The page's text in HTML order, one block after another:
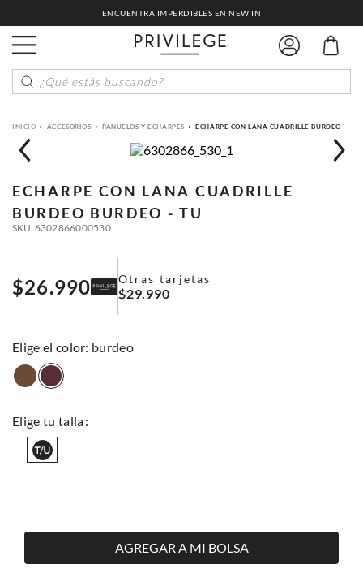
ENCUENTRA IMPERDIBLES EN NEW IN
¿Qué estás buscando?
ACCESORIOS PANUELOS Y ECHARPES ECHARPE CON LANA CUADRILLE BURDEO
ECHARPE CON LANA CUADRILLE
BURDEO BURDEO - TU
SKU 6302866000530
$26.990 Otras tarjetas
$29.990
: burdeo
AGREGAR A MI BOLSA